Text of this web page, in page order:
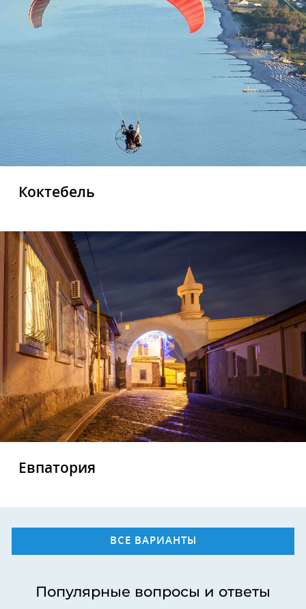
Коктебель
Евпатория
ВСЕ ВАРИАНТЫ
Популярные вопросы и ответы